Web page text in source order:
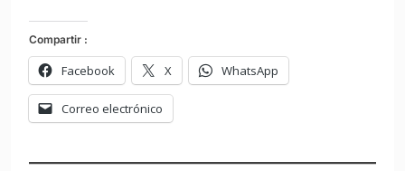
Compartir :
Facebook X WhatsApp
Correo electrónico